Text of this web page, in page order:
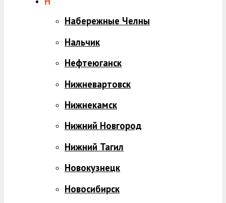
Набережные Челны
Нальчик
Нефтеюганск
Нижневартовск
Нижнекамск
Нижний Новгород
Нижний Тагил
Новокузнецк
Новосибирск